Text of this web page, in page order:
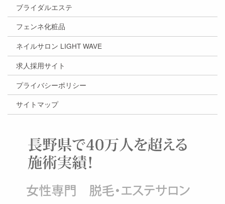
ブライダルエステ
フェンネ化粧品
ネイルサロン LIGHT WAVE
求人採用サイト
プライバシーポリシー
サイトマップ